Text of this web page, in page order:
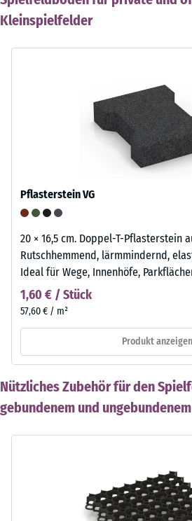
Kleinspielfelder
Pflasterstein VG
20 × 16,5 cm. Doppel-T-Pflasterstein
Rutschhemmend, lärmmindernd,
Ideal für Wege, Innenhöfe,
1,60 € / Stück
57,60 € / m²
Produkt anzeigen
Nützliches Zubehör für den
gebundenem und